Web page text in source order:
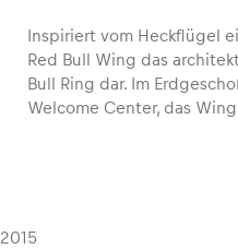
Inspiriert vom Heckflügel
Red Bull Wing das
Bull Ring dar. Im
Welcome Center, das
2015